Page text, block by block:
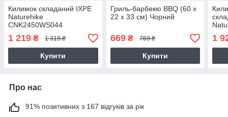
Килимок складаний IXPE
Naturehike
CNK2450WS044
алюмінієва плівка
(195x60х1.8 см) Синій
1 219 ₴ 1 319 ₴
Купити
Гриль-барбекю BBQ (60 х
22 х 33 см) Чорний
669₴ 769 ₴
Купити
1
Про нас
91% позитивних з 167 відгуків за рік